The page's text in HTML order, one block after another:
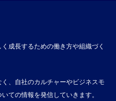
成長するための働き方や組織づく
く、自社のカルチャーやビジネスモ
ての情報を発信していきます。